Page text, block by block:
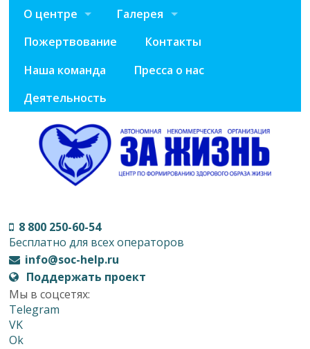
О центре
Галерея
Пожертвование
Контакты
Наша команда
Пресса о нас
Деятельность
8 800 250-60-54
Бесплатно для всех операторов
info@soc-help.ru
Поддержать проект
Мы в соцсетях:
Telegram
VK
Ok